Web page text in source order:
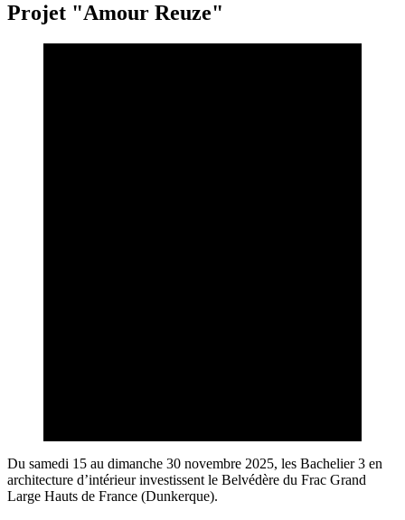
Projet "Amour Reuze"
Du samedi 15 au dimanche 30 novembre 2025, les Bachelier 3 en
architecture d’intérieur investissent le Belvédère du Frac Grand
Large Hauts de France (Dunkerque).